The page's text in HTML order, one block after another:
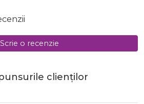
Scrie o recenzie
clienților